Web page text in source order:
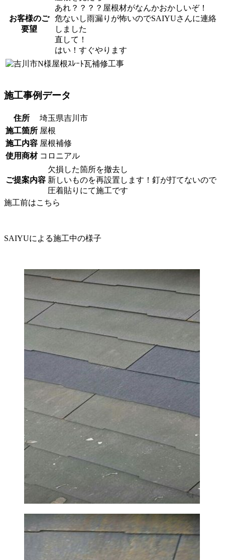
お客様のご
要望
あれ？？？？屋根材がなんかおかしいぞ！
危ないし雨漏りが怖いのでSAIYUさんに連絡
しました
直して！
はい！すぐやります
施工事例データ
住所
埼玉県吉川市
施工箇所 屋根
施工内容 屋根補修
使用商材 コロニアル
ご提案内容
欠損した箇所を撤去し
新しいものを再設置します！釘が打てないので
圧着貼りにて施工です
施工前はこちら
SAIYUによる施工中の様子